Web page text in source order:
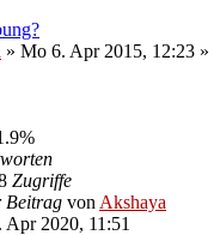
» Mo 6. Apr 2015, 12:23 »
Zugriffe
Beitrag von Akshaya
Apr 2020, 11:51